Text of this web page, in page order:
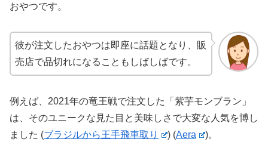
おやつです。
彼が注文したおやつは即座に話題となり、販
売店で品切れになることもしばしばです。
例えば、2021年の竜王戦で注文した「紫芋モンブラン」
は、そのユニークな見た目と美味しさで大変な人気を博し
ました​ (ブラジルから王手飛車取り )(Aera )​。